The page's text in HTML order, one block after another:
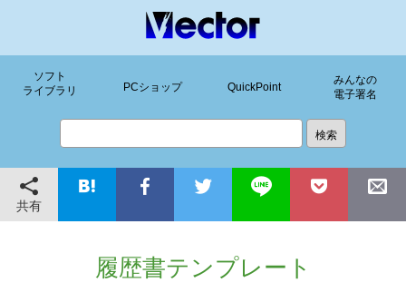
ソフト
ライブラリ
PCショップ QuickPoint
みんなの
電子署名
共有
履歴書テンプレート